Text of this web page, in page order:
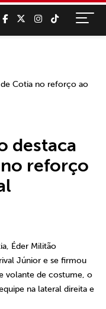
destaca
reforço
Éder Militão
Júnior e se firmou
volante de costume, o
na lateral direita e